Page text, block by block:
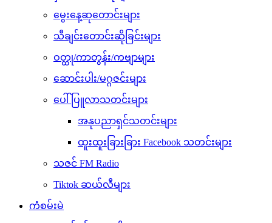
မွေးနေ့ဆုတောင်းများ
သီချင်းတောင်းဆိုခြင်းများ
ဝတ္ထု/ကာတွန်း/ကဗျာများ
ဆောင်းပါး/မဂ္ဂဇင်းများ
ပေါ်ပြူလာသတင်းများ
အနုပညာရှင်သတင်းများ
ထူးထူးခြားခြား Facebook သတင်းများ
သဇင် FM Radio
Tiktok ဆယ်လီများ
ကံစမ်းမဲ